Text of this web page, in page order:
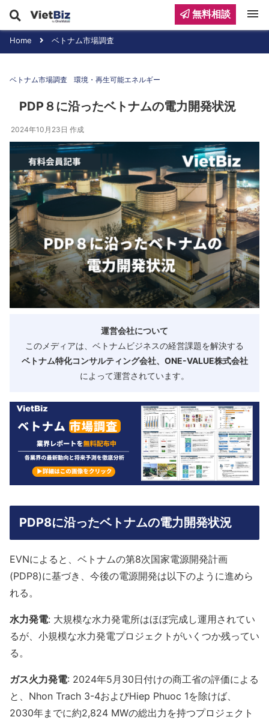
Home ベトナム市場調査
ベトナム市場調査 環境・再生可能エネルギー
PDP８に沿ったベトナムの電力開発状況
2024年10月23日 作成
運営会社について
このメディアは、ベトナムビジネスの経営課題を解決する
ベトナム特化コンサルティング会社、ONE-VALUE株式会社
によって運営されています。
PDP8に沿ったベトナムの電力開発状況
EVNによると、ベトナムの第8次国家電源開発計画
(PDP8)に基づき、今後の電源開発は以下のように進めら
れる。
水力発電: 大規模な水力発電所はほぼ完成し運用されてい
るが、小規模な水力発電プロジェクトがいくつか残ってい
る。
ガス火力発電: 2024年5月30日付けの商工省の評価による
と、Nhon Trach 3-4およびHiep Phuoc 1を除けば、
2030年までに約2,824 MWの総出力を持つプロジェクト
無料相談 menu